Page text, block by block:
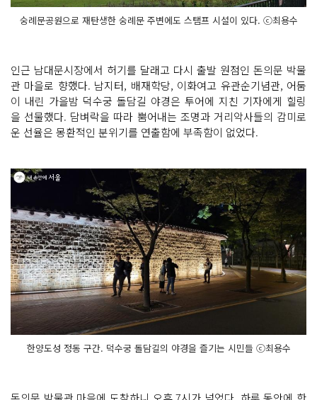
숭례문공원으로 재탄생한 숭례문 주변에도 스탬프 시설이 있다. ⓒ최용수
인근 남대문시장에서 허기를 달래고 다시 출발 원점인 돈의문 박물
관 마을로 향했다. 남지터, 배재학당, 이화여고 유관순기념관, 어둠
이 내린 가을밤 덕수궁 돌담길 야경은 투어에 지친 기자에게 힐링
을 선물했다. 담벼락을 따라 뿜어내는 조명과 거리악사들의 감미로
운 선율은 몽환적인 분위기를 연출함에 부족함이 없었다.
한양도성 정동 구간. 덕수궁 돌담길의 야경을 즐기는 시민들 ⓒ최용수